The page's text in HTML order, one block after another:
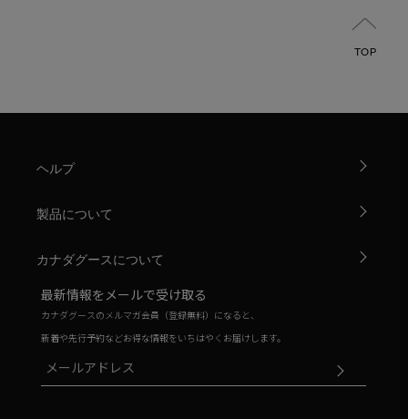
TOP
ヘルプ
製品について
カナダグースについて
最新情報をメールで受け取る
カナダグースのメルマガ会員（登録無料）になると、
新着や先行予約などお得な情報をいちはやくお届けします。